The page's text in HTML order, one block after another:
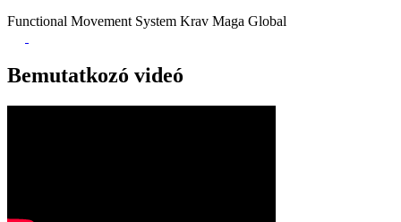
Functional Movement System Krav Maga Global
Bemutatkozó videó